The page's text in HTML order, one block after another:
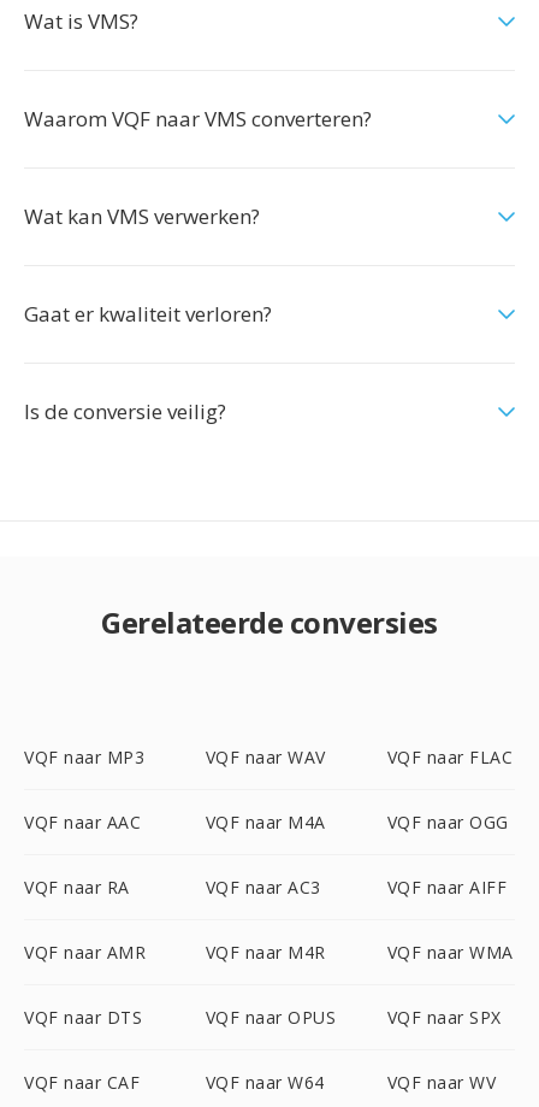
Wat is VMS?
Waarom VQF naar VMS converteren?
Wat kan VMS verwerken?
Gaat er kwaliteit verloren?
Is de conversie veilig?
Gerelateerde conversies
VQF naar MP3 VQF naar WAV VQF naar FLAC
VQF naar AAC VQF naar M4A VQF naar OGG
VQF naar RA VQF naar AC3 VQF naar AIFF
VQF naar AMR VQF naar M4R VQF naar WMA
VQF naar DTS VQF naar OPUS VQF naar SPX
VQF naar CAF VQF naar W64 VQF naar WV